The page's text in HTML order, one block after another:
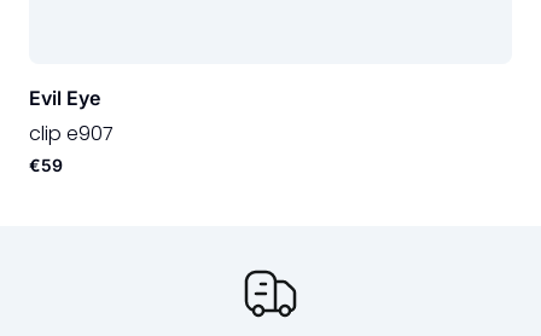
Evil Eye
clip e907
€59